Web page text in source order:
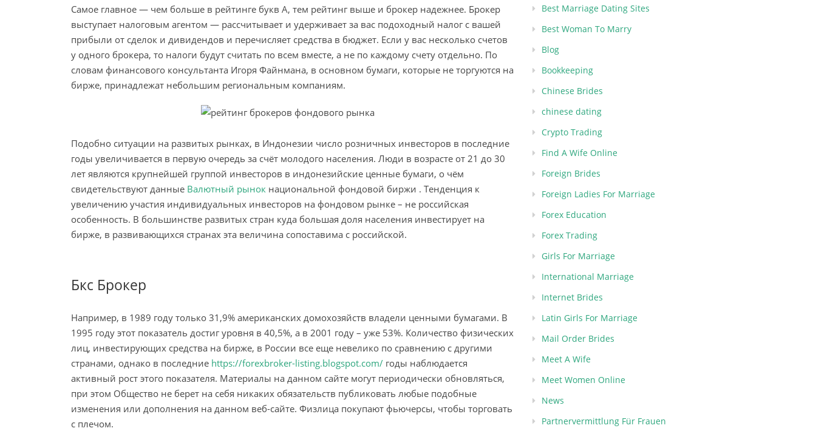
Самое главное — чем больше в рейтинге букв А, тем рейтинг выше и брокер надежнее. Брокер
выступает налоговым агентом — рассчитывает и удерживает за вас подоходный налог с вашей
прибыли от сделок и дивидендов и перечисляет средства в бюджет. Если у вас несколько счетов
у одного брокера, то налоги будут считать по всем вместе, а не по каждому счету отдельно. По
словам финансового консультанта Игоря Файнмана, в основном бумаги, которые не торгуются на
бирже, принадлежат небольшим региональным компаниям.
Подобно ситуации на развитых рынках, в Индонезии число розничных инвесторов в последние
годы увеличивается в первую очередь за счёт молодого населения. Люди в возрасте от 21 до 30
лет являются крупнейшей группой инвесторов в индонезийские ценные бумаги, о чём
свидетельствуют данные Валютный рынок национальной фондовой биржи . Тенденция к
увеличению участия индивидуальных инвесторов на фондовом рынке – не российская
особенность. В большинстве развитых стран куда большая доля населения инвестирует на
бирже, в развивающихся странах эта величина сопоставима с российской.
Бкс Брокер
Например, в 1989 году только 31,9% американских домохозяйств владели ценными бумагами. В
1995 году этот показатель достиг уровня в 40,5%, а в 2001 году – уже 53%. Количество физических
лиц, инвестирующих средства на бирже, в России все еще невелико по сравнению с другими
странами, однако в последние https://forexbroker-listing.blogspot.com/ годы наблюдается
активный рост этого показателя. Материалы на данном сайте могут периодически обновляться,
при этом Общество не берет на себя никаких обязательств публиковать любые подобные
изменения или дополнения на данном веб-сайте. Физлица покупают фьючерсы, чтобы торговать
с плечом.
Best Marriage Dating Sites
Best Woman To Marry
Blog
Bookkeeping
Chinese Brides
chinese dating
Crypto Trading
Find A Wife Online
Foreign Brides
Foreign Ladies For Marriage
Forex Education
Forex Trading
Girls For Marriage
International Marriage
Internet Brides
Latin Girls For Marriage
Mail Order Brides
Meet A Wife
Meet Women Online
News
Partnervermittlung Für Frauen